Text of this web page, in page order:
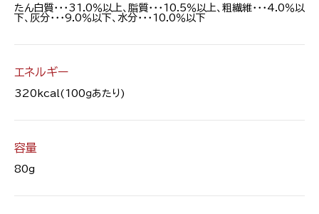
たん白質・・・31.0％以上、脂質・・・10.5％以上、粗繊維・・・4.0％以
下、灰分・・・9.0％以下、水分・・・10.0％以下
エネルギー
320kcal(100ｇあたり)
容量
80g